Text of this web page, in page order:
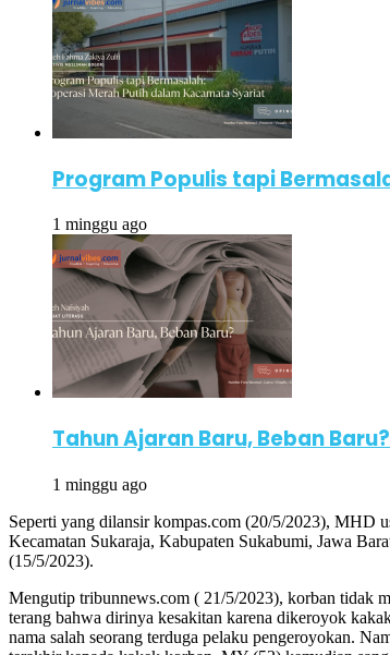
Program Populis tapi
1 minggu ago
Tahun Ajaran Baru, Beban Baru?
1 minggu ago
Seperti yang dilansir kompas.com (20/5/2023), MHD
Kecamatan Sukaraja, Kabupaten Sukabumi, Jawa
(15/5/2023).
Mengutip tribunnews.com ( 21/5/2023), korban tidak
terang bahwa dirinya kesakitan karena dikeroyok
nama salah seorang terduga pelaku pengeroyokan.